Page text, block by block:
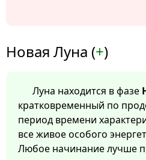
Новая Луна (+)
Луна находится в фазе
кратковременный по
период времени
все живое особого
Любое начинание лучше